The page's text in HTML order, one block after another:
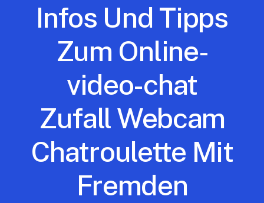
Infos Und Tipps
Zum Online-
video-chat
Zufall Webcam
Chatroulette Mit
Fremden